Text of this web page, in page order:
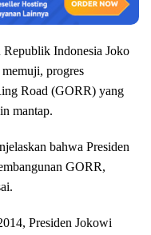
Indonesia Joko
progres
Road (GORR) yang
mantap.
bahwa Presiden
GORR,
Presiden Jokowi